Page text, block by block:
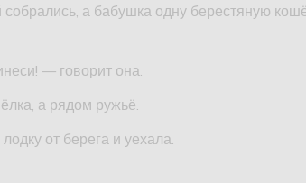
а бабушка одну берестяную
— говорит она.
а рядом ружьё.
от берега и уехала.